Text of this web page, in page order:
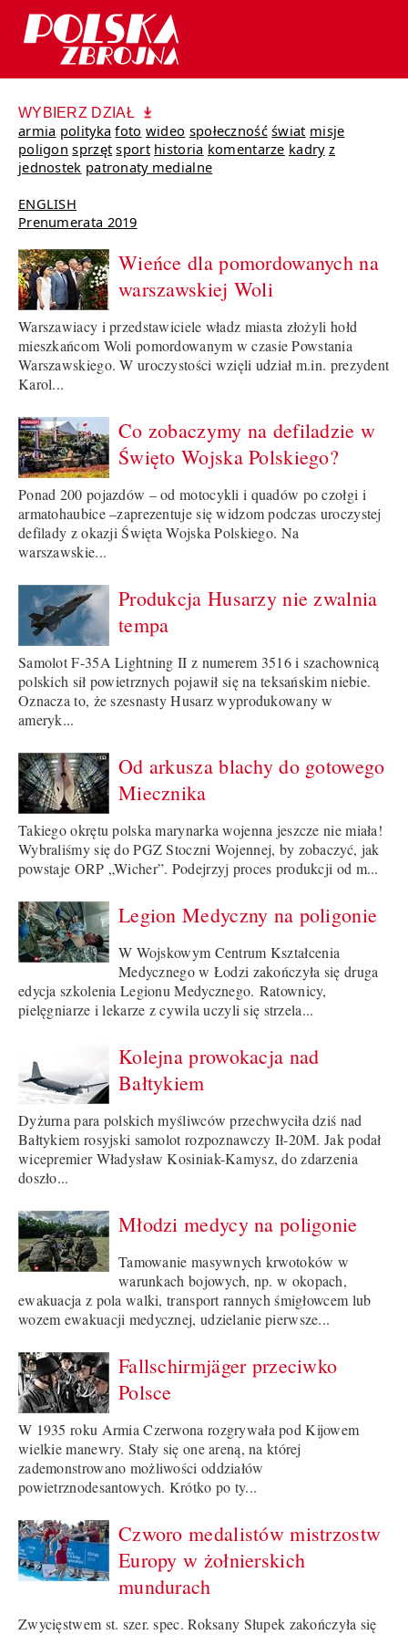
WYBIERZ DZIAŁ
armia polityka foto wideo społeczność świat misje
poligon sprzęt sport historia komentarze kadry z
jednostek patronaty medialne
ENGLISH
Prenumerata 2019
Wieńce dla pomordowanych na
warszawskiej Woli
Warszawiacy i przedstawiciele władz miasta złożyli hołd
mieszkańcom Woli pomordowanym w czasie Powstania
Warszawskiego. W uroczystości wzięli udział m.in. prezydent
Karol...
Co zobaczymy na defiladzie w
Święto Wojska Polskiego?
Ponad 200 pojazdów – od motocykli i quadów po czołgi i
armatohaubice –zaprezentuje się widzom podczas uroczystej
defilady z okazji Święta Wojska Polskiego. Na
warszawskie...
Produkcja Husarzy nie zwalnia
tempa
Samolot F-35A Lightning II z numerem 3516 i szachownicą
polskich sił powietrznych pojawił się na teksańskim niebie.
Oznacza to, że szesnasty Husarz wyprodukowany w
ameryk...
Od arkusza blachy do gotowego
Miecznika
Takiego okrętu polska marynarka wojenna jeszcze nie miała!
Wybraliśmy się do PGZ Stoczni Wojennej, by zobaczyć, jak
powstaje ORP „Wicher”. Podejrzyj proces produkcji od m...
Legion Medyczny na poligonie
W Wojskowym Centrum Kształcenia
Medycznego w Łodzi zakończyła się druga
edycja szkolenia Legionu Medycznego. Ratownicy,
pielęgniarze i lekarze z cywila uczyli się strzela...
Kolejna prowokacja nad
Bałtykiem
Dyżurna para polskich myśliwców przechwyciła dziś nad
Bałtykiem rosyjski samolot rozpoznawczy Ił-20M. Jak podał
wicepremier Władysław Kosiniak-Kamysz, do zdarzenia
doszło...
Młodzi medycy na poligonie
Tamowanie masywnych krwotoków w
warunkach bojowych, np. w okopach,
ewakuacja z pola walki, transport rannych śmigłowcem lub
wozem ewakuacji medycznej, udzielanie pierwsze...
Fallschirmjäger przeciwko
Polsce
W 1935 roku Armia Czerwona rozgrywała pod Kijowem
wielkie manewry. Stały się one areną, na której
zademonstrowano możliwości oddziałów
powietrznodesantowych. Krótko po ty...
Czworo medalistów mistrzostw
Europy w żołnierskich
mundurach
Zwycięstwem st. szer. spec. Roksany Słupek zakończyła się